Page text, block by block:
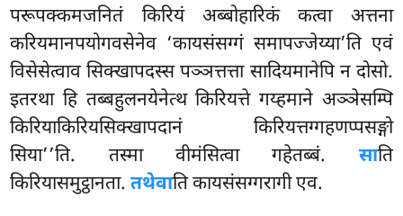
परूपक्कमजनितं किरियं अब्बोहारिकं कत्वा अत्तना
करियमानपयोगवसेनेव ‘कायसंसग्गं समापज्जेय्या’ति एवं
विसेसेत्वाव सिक्खापदस्स पञ्ञत्तत्ता सादियमानेपि न दोसो.
इतरथा हि तब्बहुलनयेनेत्थ किरियत्ते गय्हमाने अञ्ञेसम्पि
किरियाकिरियसिक्खापदानं किरियत्तग्गहणप्पसङ्गो
सिया’’ति. तस्मा वीमंसित्वा गहेतब्बं. साति
किरियासमुट्ठानता.तथेवाति कायसंसग्गरागी एव.